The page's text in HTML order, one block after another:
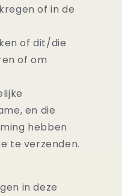
of in de
of dit/die
of om
en die
hebben
te verzenden.
in deze